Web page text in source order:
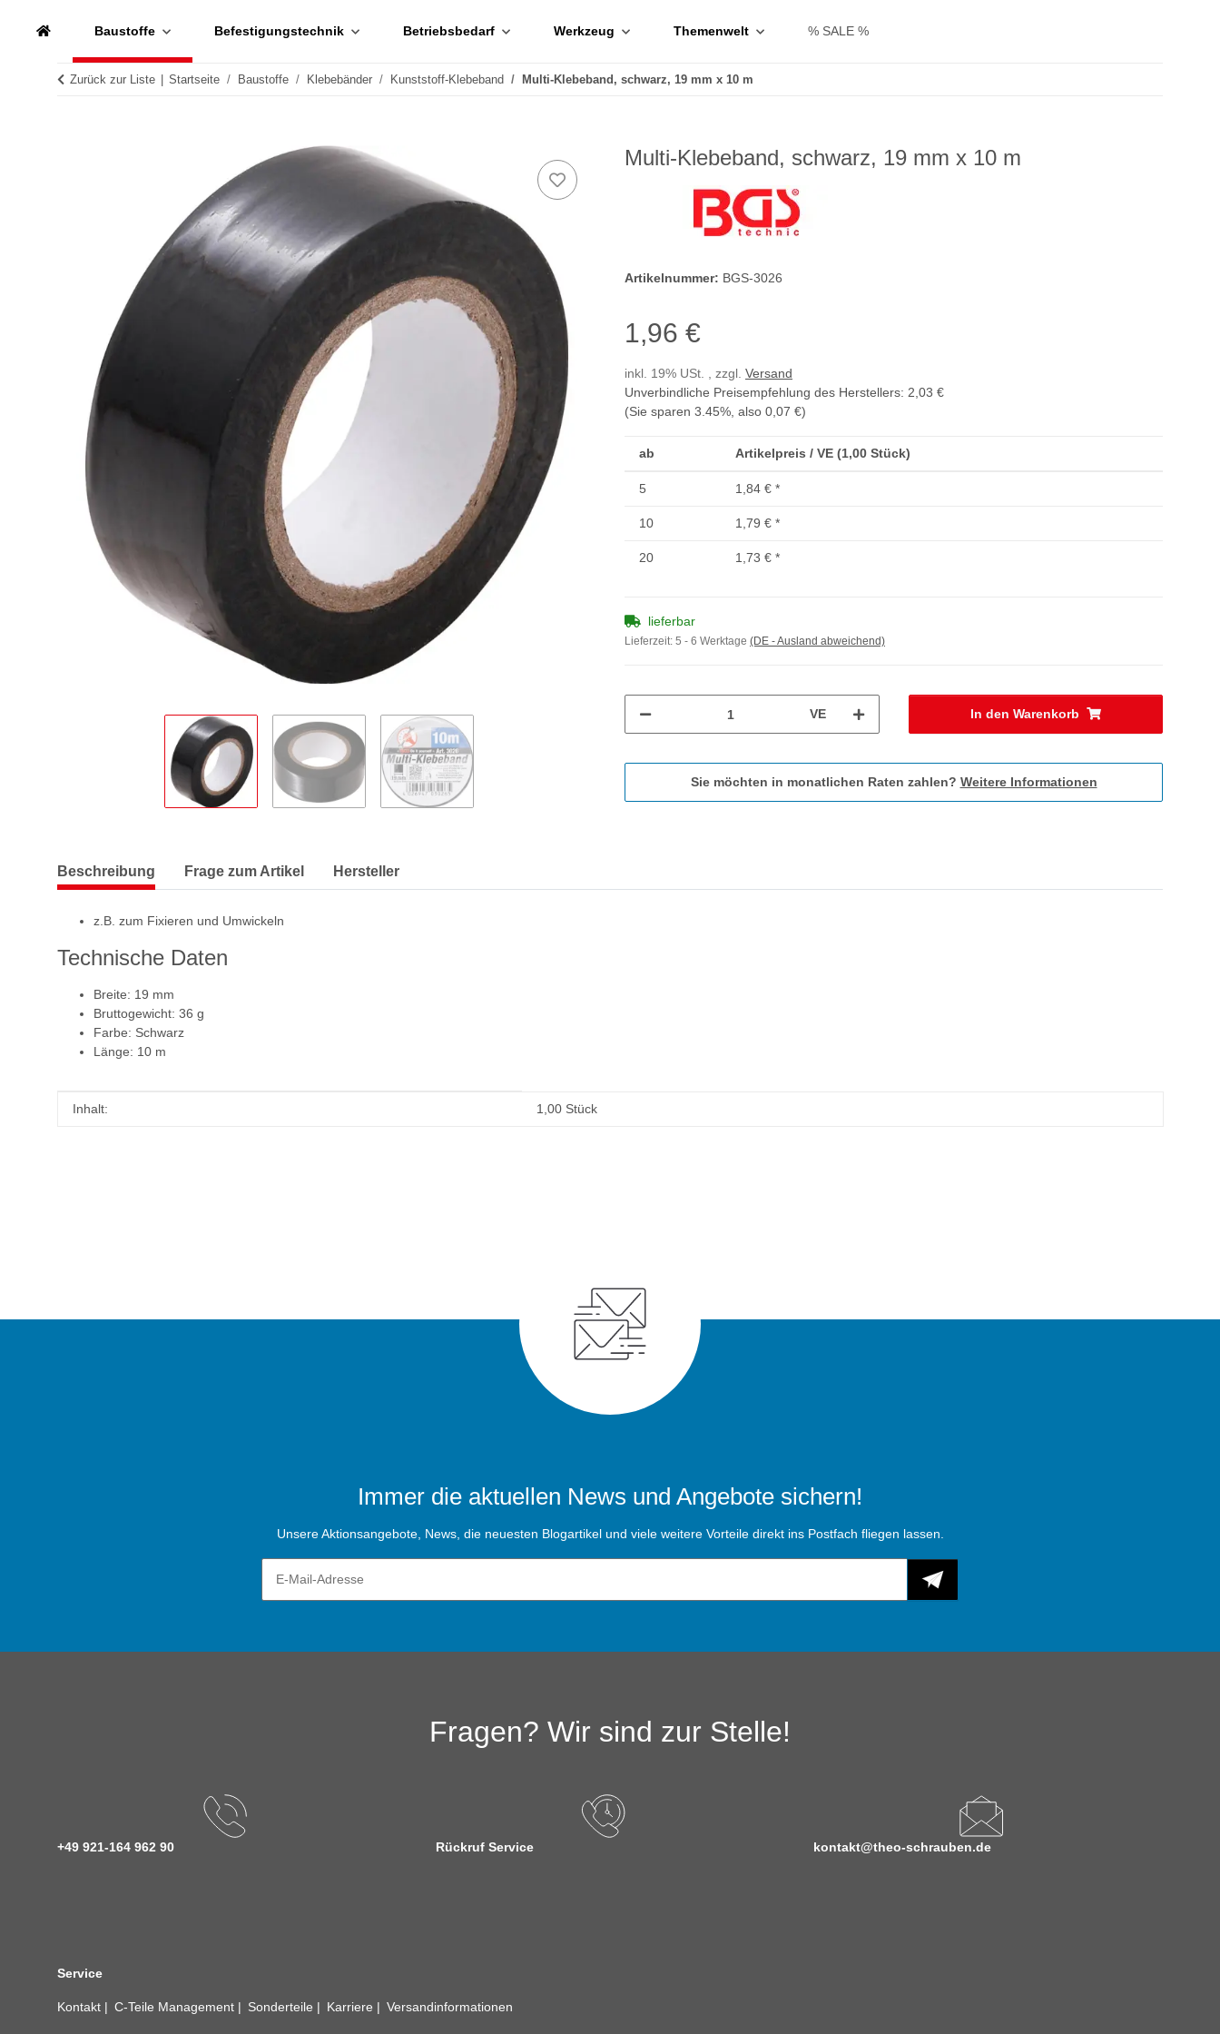
Baustoffe Befestigungstechnik Betriebsbedarf Werkzeug Themenwelt % SALE %
Zurück zur Liste Startseite Baustoffe Klebebänder Kunststoff-Klebeband Multi-Klebeband, schwarz, 19 mm x 10 m
Multi-Klebeband, schwarz, 19 mm x 10 m
Artikelnummer: BGS-3026
1,96 €
inkl. 19% USt. , zzgl. Versand
Unverbindliche Preisempfehlung des Herstellers: 2,03 €
(Sie sparen 3.45%, also 0,07 €)
ab Artikelpreis / VE (1,00 Stück)
5 1,84 € *
10 1,79 € *
20 1,73 € *
lieferbar
Lieferzeit: 5 - 6 Werktage (DE - Ausland abweichend)
VE In den Warenkorb
Sie möchten in monatlichen Raten zahlen? Weitere Informationen
Beschreibung Frage zum Artikel Hersteller
z.B. zum Fixieren und Umwickeln
Technische Daten
Breite: 19 mm
Bruttogewicht: 36 g
Farbe: Schwarz
Länge: 10 m
Produkteigenschaft
Wert
Inhalt: 1,00 Stück
Immer die aktuellen News und Angebote sichern!
Unsere Aktionsangebote, News, die neuesten Blogartikel und viele weitere Vorteile direkt ins Postfach fliegen lassen.
Fragen? Wir sind zur Stelle!
+49 921-164 962 90 Rückruf Service kontakt@theo-schrauben.de
Service
Kontakt C-Teile Management Sonderteile Karriere Versandinformationen